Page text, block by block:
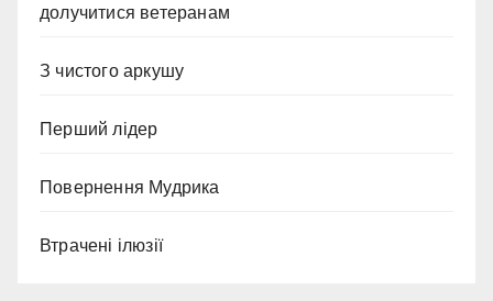
долучитися ветеранам
З чистого аркушу
Перший лідер
Повернення Мудрика
Втрачені ілюзії